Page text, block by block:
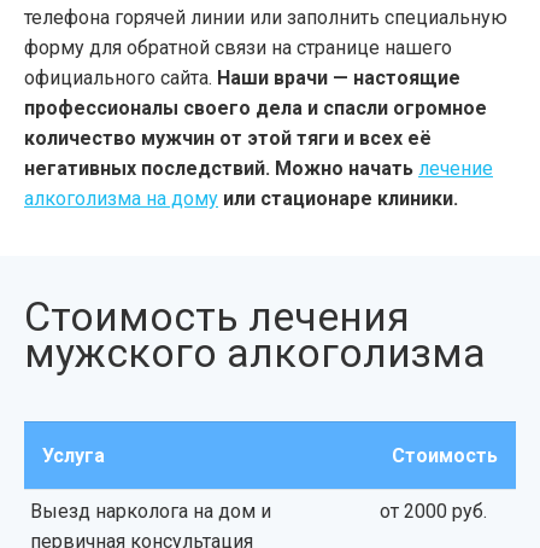
телефона горячей линии или заполнить специальную
форму для обратной связи на странице нашего
официального сайта. Наши врачи — настоящие
профессионалы своего дела и спасли огромное
количество мужчин от этой тяги и всех её
негативных последствий. Можно начать лечение
алкоголизма на дому или стационаре клиники.
Стоимость лечения
мужского алкоголизма
Услуга Стоимость
Выезд нарколога на дом и
первичная консультация
от 2000 руб.